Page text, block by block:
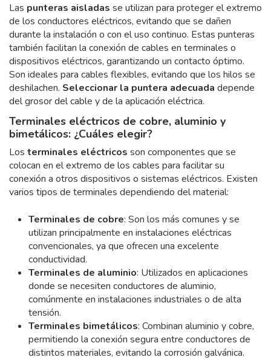
Las punteras aisladas se utilizan para proteger el extremo
de los conductores eléctricos, evitando que se dañen
durante la instalación o con el uso continuo. Estas punteras
también facilitan la conexión de cables en terminales o
dispositivos eléctricos, garantizando un contacto óptimo.
Son ideales para cables flexibles, evitando que los hilos se
deshilachen. Seleccionar la puntera adecuada depende
del grosor del cable y de la aplicación eléctrica.
Terminales eléctricos de cobre, aluminio y
bimetálicos: ¿Cuáles elegir?
Los terminales eléctricos son componentes que se
colocan en el extremo de los cables para facilitar su
conexión a otros dispositivos o sistemas eléctricos. Existen
varios tipos de terminales dependiendo del material:
Terminales de cobre: Son los más comunes y se
utilizan principalmente en instalaciones eléctricas
convencionales, ya que ofrecen una excelente
conductividad.
Terminales de aluminio: Utilizados en aplicaciones
donde se necesiten conductores de aluminio,
comúnmente en instalaciones industriales o de alta
tensión.
Terminales bimetálicos: Combinan aluminio y cobre,
permitiendo la conexión segura entre conductores de
distintos materiales, evitando la corrosión galvánica.